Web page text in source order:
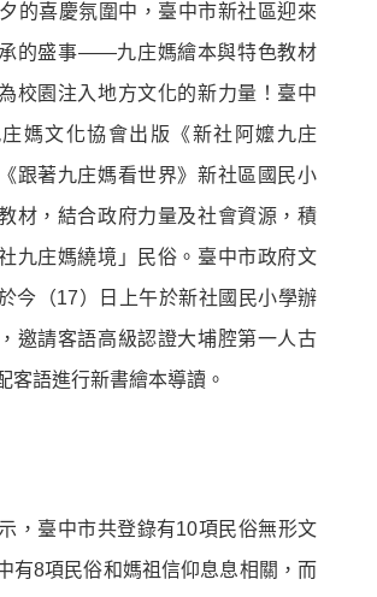
的喜慶氛圍中，臺中市新社區迎來
的盛事——九庄媽繪本與特色教材
校園注入地方文化的新力量！臺中
媽文化協會出版《新社阿嬤九庄
跟著九庄媽看世界》新社區國民小
材，結合政府力量及社會資源，積
九庄媽繞境」民俗。臺中市政府文
今（17）日上午於新社國民小學辦
邀請客語高級認證大埔腔第一人古
客語進行新書繪本導讀。
，臺中市共登錄有10項民俗無形文
有8項民俗和媽祖信仰息息相關，而